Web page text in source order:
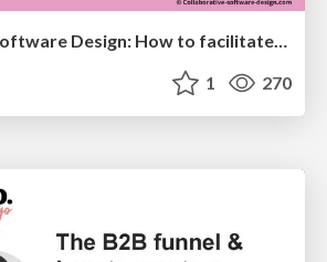
Collaborative Software Design: How to facilitate domain modelling decisions
1 270